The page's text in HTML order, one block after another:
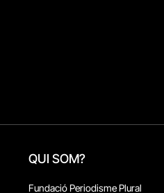
QUI SOM?
Fundació Periodisme Plural